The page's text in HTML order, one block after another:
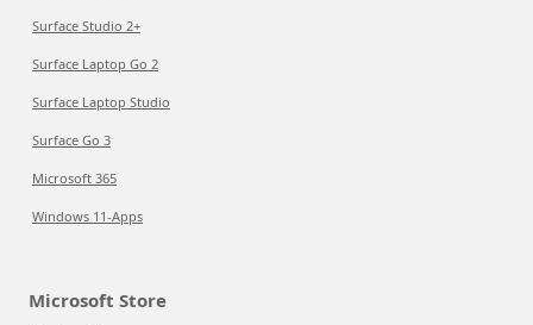
Surface Studio 2+
Surface Laptop Go 2
Surface Laptop Studio
Surface Go 3
Microsoft 365
Windows 11-Apps
Microsoft Store